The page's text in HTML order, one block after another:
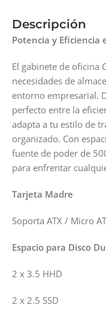
Descripción
Potencia y Eficiencia
El gabinete de oficina
necesidades de
entorno empresarial.
perfecto entre la
adapta a tu estilo de
organizado. Con
fuente de poder de
para enfrentar
Tarjeta Madre
Soporta ATX / Micro
Espacio para Disco
2 x 3.5 HHD
2 x 2.5 SSD